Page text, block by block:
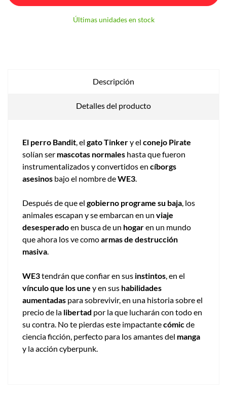
Últimas unidades en stock
Descripción
Detalles del producto
El perro Bandit, el gato Tinkery el conejo Pirate
solían ser mascotas normales hasta que fueron
instrumentalizados y convertidos en cíborgs
asesinos bajo el nombre deWE3.
Después de que el gobierno programe su baja, los
animales escapan y se embarcan en un viaje
desesperadoen busca de un hogaren un mundo
que ahora los ve comoarmas de destrucción
masiva.
WE3tendrán que confiar en sus instintos, en el
vínculo que los une y en sus habilidades
aumentadas para sobrevivir, en una historia sobre el
precio de la libertad por la que lucharán con todo en
su contra. No te pierdas este impactantecómicde
ciencia ficción, perfecto para los amantes del manga
y la acción cyberpunk.